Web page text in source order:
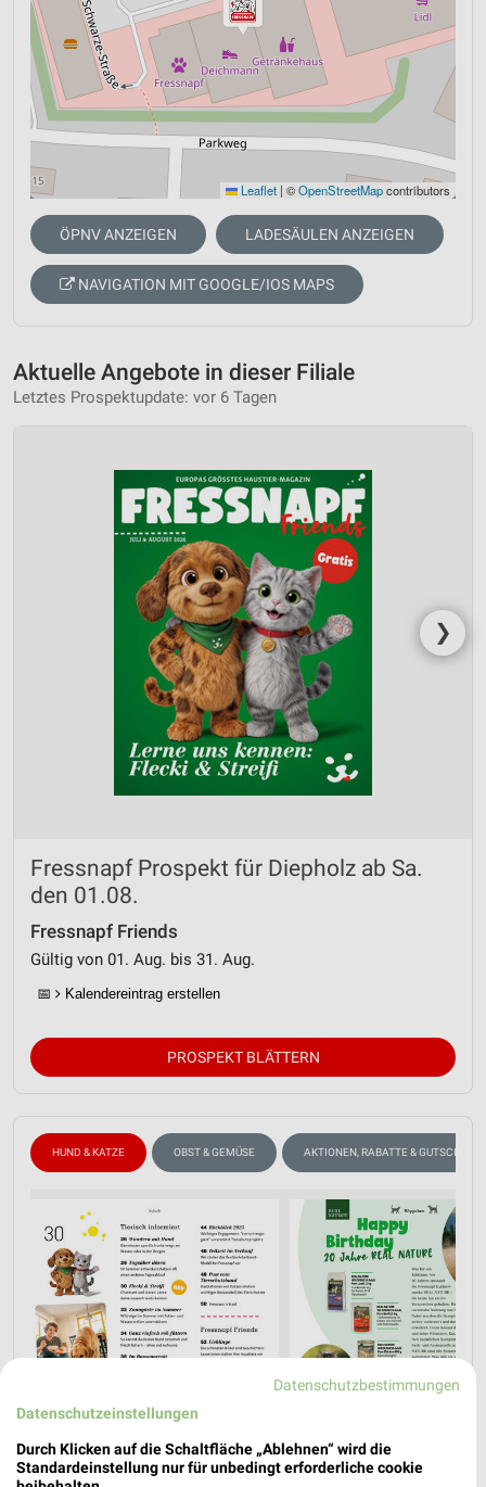
Leaflet | ©OpenStreetMapcontributors
ÖPNV ANZEIGEN LADESÄULEN ANZEIGEN
NAVIGATION MIT GOOGLE/IOS MAPS
Aktuelle Angebote in dieser Filiale
Letztes Prospektupdate: vor 6 Tagen
❯
Fressnapf Prospekt für Diepholz ab Sa.
den 01.08.
Fressnapf Friends
Gültig von 01. Aug. bis 31. Aug.
📅 Kalendereintrag erstellen
PROSPEKT BLÄTTERN
HUND & KATZE OBST & GEMÜSE AKTIONEN, RABATTE & GUTSCHEINE
Datenschutzbestimmungen
Datenschutzeinstellungen
Durch Klicken auf die Schaltfläche „Ablehnen“ wird die
Standardeinstellung nur für unbedingt erforderliche cookie